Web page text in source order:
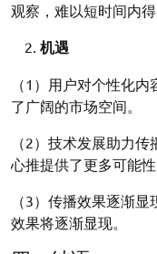
观察，难以短时间内得
机遇
（1）用户对个性化
了广阔的市场空间。
（2）技术发展助力
心推提供了更多可能性
（3）传播效果逐渐
效果将逐渐显现。